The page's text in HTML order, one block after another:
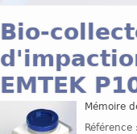
Bio-
EMTEK
Mémoire